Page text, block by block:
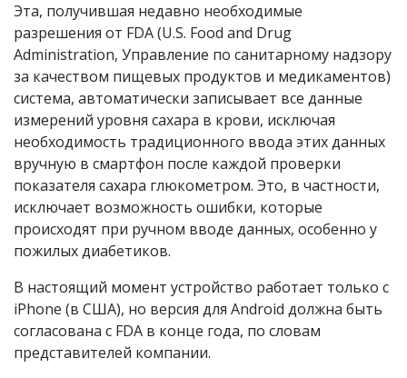
Эта, получившая недавно необходимые
разрешения от FDA (U.S. Food and Drug
Administration, Управление по санитарному надзору
за качеством пищевых продуктов и медикаментов)
система, автоматически записывает все данные
измерений уровня сахара в крови, исключая
необходимость традиционного ввода этих данных
вручную в смартфон после каждой проверки
показателя сахара глюкометром. Это, в частности,
исключает возможность ошибки, которые
происходят при ручном вводе данных, особенно у
пожилых диабетиков.
В настоящий момент устройство работает только с
iPhone (в США), но версия для Android должна быть
согласована с FDA в конце года, по словам
представителей компании.